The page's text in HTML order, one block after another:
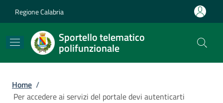
Regione Calabria
Sportello telematico
polifunzionale
Briciole di pane
Home /
Per accedere ai servizi del portale devi autenticarti